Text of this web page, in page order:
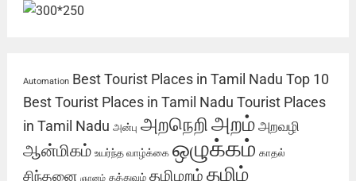
Automation Best Tourist Places in Tamil Nadu Top 10
Best Tourist Places in Tamil Nadu Tourist Places
in Tamil Nadu அன்பு அறநெறிஅறம் அறவழி
ஆன்மிகம் உயர்ந்த வாழ்க்கை ஒழுக்கம் காதல்
சிந்தனை ஞானம் தத்துவம் தமிழறம் தமிழ்